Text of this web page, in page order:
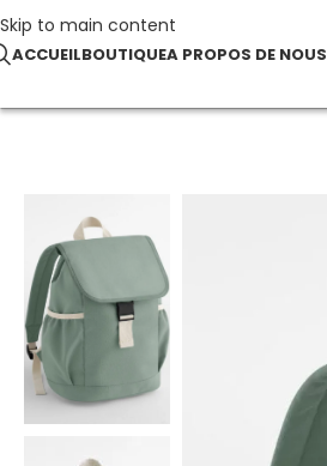
Skip to main content
ACCUEILBOUTIQUEA PROPOS DE NOUS